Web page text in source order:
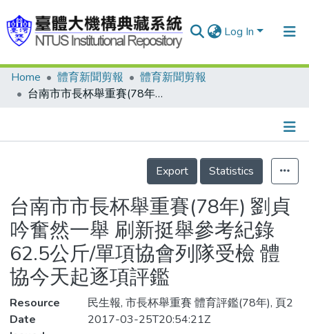
Log In
Communities & Collections
Statistics
Home 體育新聞剪報
體育新聞剪報
台南市市長杯舉重賽(78年) 劉貞吟奮然一舉 刷新挺舉參考紀錄62.5公斤/單項協會列隊受檢 體協今天起逐項評鑑
Details
Export
Statistics
台南市市長杯舉重賽(78年) 劉貞
吟奮然一舉 刷新挺舉參考紀錄
62.5公斤/單項協會列隊受檢 體
協今天起逐項評鑑
Resource
民生報, 市長杯舉重賽 體育評鑑(78年), 頁2
Date
2017-03-25T20:54:21Z